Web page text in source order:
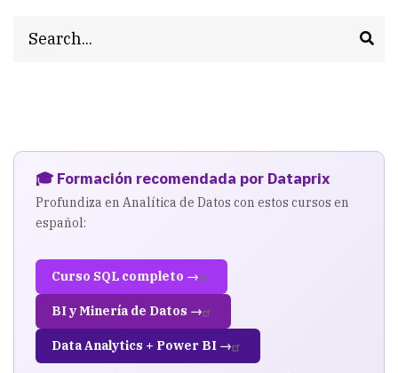
🎓 Formación recomendada por Dataprix
Profundiza en Analítica de Datos con estos cursos en
español:
Curso SQL completo →
BI y Minería de Datos →
Data Analytics + Power BI →